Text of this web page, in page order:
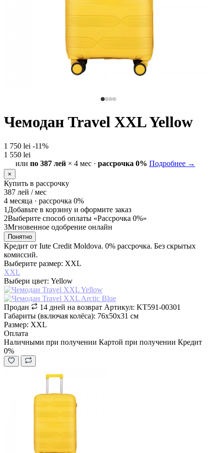
Чемодан Travel XXL Yellow
1 750 lei -11%
1 550 lei
или по 387 лей × 4 мес · рассрочка 0% Подробнее →
×
Купить в рассрочку
387 лей / мес
4 месяца · рассрочка 0%
1 Добавьте в корзину и оформите заказ
2Выберите способ оплаты «Рассрочка 0%»
3Мгновенное одобрение онлайн
Понятно
Кредит от Iute Credit Moldova. 0% рассрочка. Без скрытых
комиссий.
Выберите размер: XXL
XXL
Выбери цвет: Yellow
Продан 14 дней на возврат Артикул: KT591-00301
Габариты (включая колёса): 76х50х31 см
Размер: XXL
Оплата
Наличными при получении Картой при получении Кредит
0%